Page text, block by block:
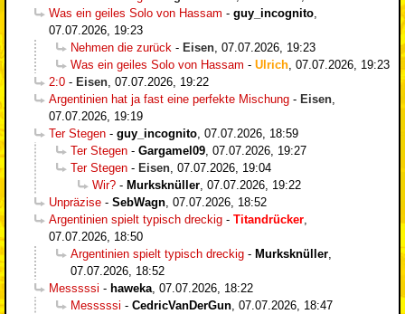
Was ein geiles Solo von Hassam - guy_incognito
07.07.2026, 19:23
Nehmen die zurück - Eisen 07.07.2026, 19:23
Was ein geiles Solo von Hassam - Ulrich 07.07.2026, 19:23
2:0 - Eisen 07.07.2026, 19:22
Argentinien hat ja fast eine perfekte Mischung - Eisen
07.07.2026, 19:19
Ter Stegen - guy_incognito 07.07.2026, 18:59
Ter Stegen - Gargamel09 07.07.2026, 19:27
Ter Stegen - Eisen 07.07.2026, 19:04
Wir? - Murksknüller 07.07.2026, 19:22
Unpräzise - SebWagn 07.07.2026, 18:52
Argentinien spielt typisch dreckig - Titandrücker
07.07.2026, 18:50
Argentinien spielt typisch dreckig - Murksknüller
07.07.2026, 18:52
Messsssi - haweka 07.07.2026, 18:22
Messsssi - CedricVanDerGun 07.07.2026, 18:47